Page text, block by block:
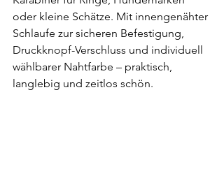
oder kleine Schätze. Mit innengenähter
Schlaufe zur sicheren Befestigung,
Druckknopf-Verschluss und individuell
wählbarer Nahtfarbe – praktisch,
langlebig und zeitlos schön.